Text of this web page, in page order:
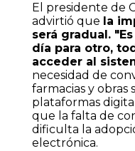
El presidente de
advirtió que la
será gradual.
día para otro,
acceder al
necesidad de
farmacias y obras
plataformas
que la falta de
dificulta la
electrónica.